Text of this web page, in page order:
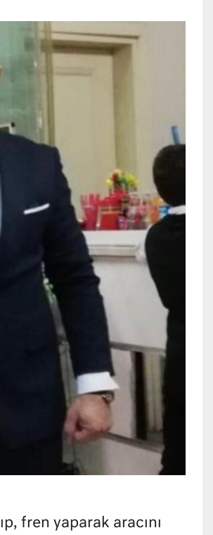
fren yaparak aracını